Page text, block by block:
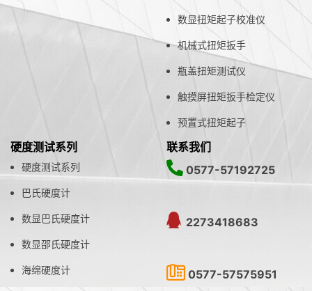
数显扭矩起子校准仪
机械式扭矩扳手
瓶盖扭矩测试仪
触摸屏扭矩扳手检定仪
预置式扭矩起子
硬度测试系列
硬度测试系列
巴氏硬度计
数显巴氏硬度计
数显邵氏硬度计
海绵硬度计
联系我们
0577-57192725
2273418683
0577-57575951